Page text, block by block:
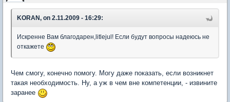
KORAN, on 2.11.2009 - 16:29:
Искренне Вам благодарен,litlejul! Если будут вопросы надеюсь не
откажете
Чем смогу, конечно помогу. Могу даже показать, если возникнет
такая необходимость. Ну, а уж в чем вне компетенции, - извините
заранее